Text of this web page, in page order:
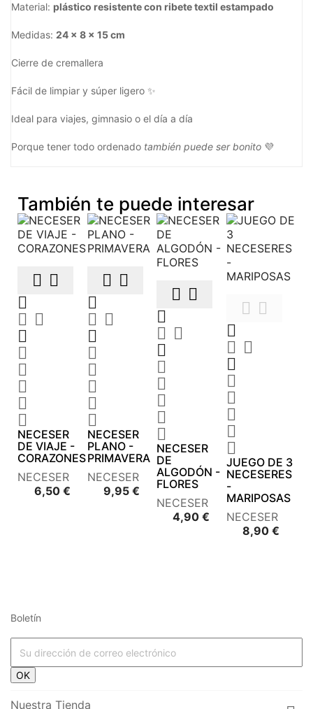
Material: plástico resistente con ribete textil estampado
Medidas: 24 x 8 x 15 cm
Cierre de cremallera
Fácil de limpiar y súper ligero ✨
Ideal para viajes, gimnasio o el día a día
Porque tener todo ordenado también puede ser bonito 💜
También te puede interesar
 

 






NECESER
DE VIAJE -
CORAZONES
NECESER
6,50 €Precio
 

 






NECESER
PLANO -
PRIMAVERA
NECESER
9,95 € Precio
 

 






NECESER
DE
ALGODÓN -
FLORES
NECESER
4,90 € Precio
 

 






JUEGO DE 3
NECESERES
-
MARIPOSAS
NECESER
8,90 €Precio

 



 


 
 
Boletín
OK
Nuestra Tienda